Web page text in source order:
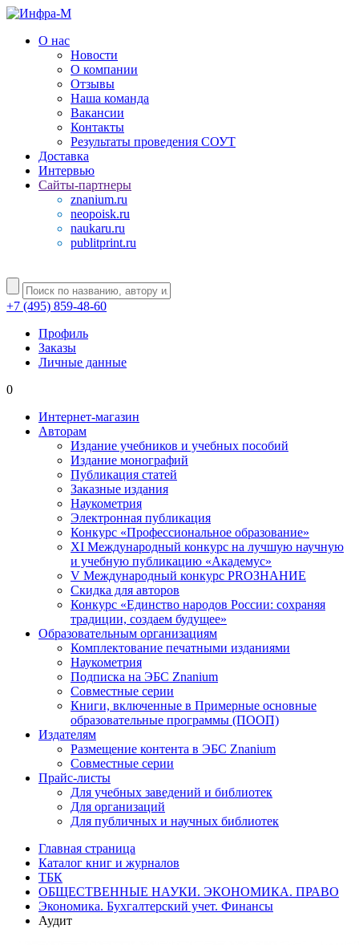
О нас
Новости
О компании
Отзывы
Наша команда
Вакансии
Контакты
Результаты проведения СОУТ
Доставка
Интервью
Сайты-партнеры
znanium.ru
neopoisk.ru
naukaru.ru
publitprint.ru
+7 (495) 859-48-60
Профиль
Заказы
Личные данные
0
Интернет-магазин
Авторам
Издание учебников и учебных пособий
Издание монографий
Публикация статей
Заказные издания
Наукометрия
Электронная публикация
Конкурс «Профессиональное образование»
XI Международный конкурс на лучшую научную
и учебную публикацию «Академус»
V Международный конкурс PROЗНАНИЕ
Скидка для авторов
Конкурс «Единство народов России: сохраняя
традиции, создаем будущее»
Образовательным организациям
Комплектование печатными изданиями
Наукометрия
Подписка на ЭБС Znanium
Совместные серии
Книги, включенные в Примерные основные
образовательные программы (ПООП)
Издателям
Размещение контента в ЭБС Znanium
Совместные серии
Прайс-листы
Для учебных заведений и библиотек
Для организаций
Для публичных и научных библиотек
Главная страница
Каталог книг и журналов
ТБК
ОБЩЕСТВЕННЫЕ НАУКИ. ЭКОНОМИКА. ПРАВО
Экономика. Бухгалтерский учет. Финансы
Аудит